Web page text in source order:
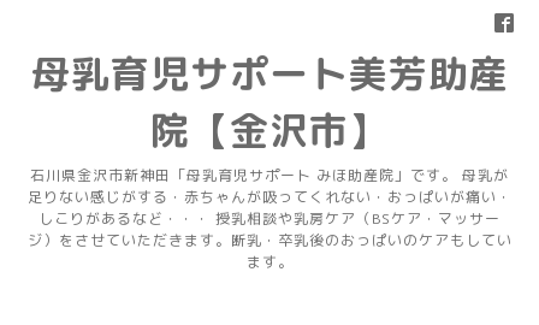
母乳育児サポート美芳助産
院【金沢市】
石川県金沢市新神田「母乳育児サポート みほ助産院」です。 母乳が
足りない感じがする・赤ちゃんが吸ってくれない・おっぱいが痛い・
しこりがあるなど・・・ 授乳相談や乳房ケア（BSケア・マッサー
ジ）をさせていただきます。断乳・卒乳後のおっぱいのケアもしてい
ます。